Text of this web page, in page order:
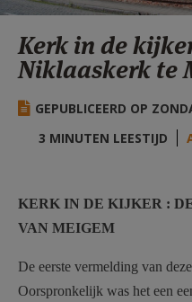
STARTPAGINA
MIJN PAROCHIE
AANMELDEN OF
Kerk in de
Niklaaskerk te
GEPUBLICEERD OP
3 MINUTEN LEESTIJD
KERK IN DE KIJKER :
VAN MEIGEM
De eerste vermelding van
Oorspronkelijk was het een